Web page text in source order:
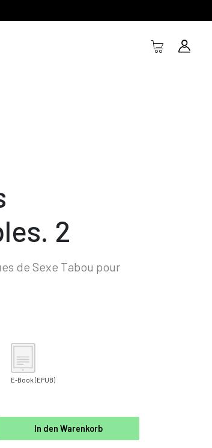
2
de Sexe Tabou pour
E-Book (EPUB)
In den Warenkorb